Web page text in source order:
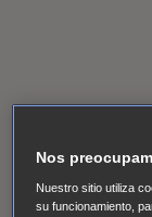
Nos
Nuestro sitio utiliza
su funcionamiento,